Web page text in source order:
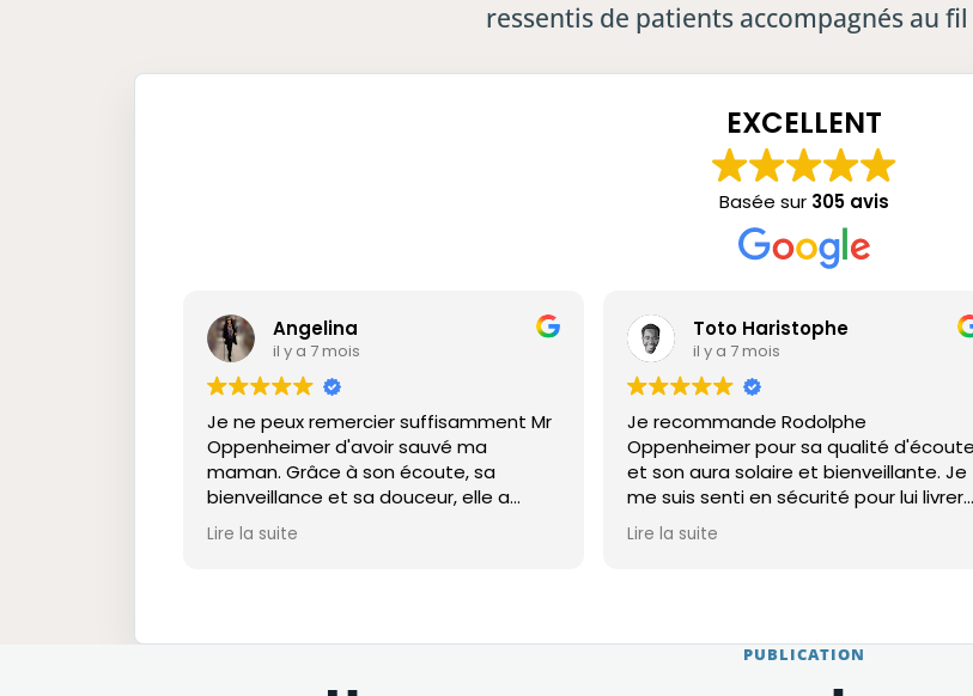
ressentis de patients accompagnés au fil
EXCELLENT
Basée sur 305 avis
Angelina
il y a 7 mois
Je ne peux remercier suffisamment Mr
Oppenheimer d'avoir sauvé ma
maman. Grâce à son écoute, sa
bienveillance et sa douceur, elle a
surpassé des épreuves très difficiles.
Je vous souhaite une excellente année
Un grand merci!
Lire la suite
Toto Haristophe
il y a 7 mois
Je recommande Rodolphe
Oppenheimer pour sa qualité d'écoute
et son aura solaire et bienveillante. Je
me suis senti en sécurité pour lui livrer
une partie de ma vie, afin qu'il m'aide à
me libérer de certaines pensées que je
Lire la suite
PUBLICATION